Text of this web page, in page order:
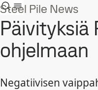
Steel Pile News
Päivityksiä
ohjelmaan
Negatiivisen